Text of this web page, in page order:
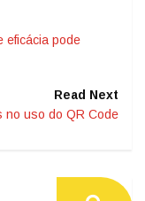
eficácia pode
Read Next
no uso do QR Code